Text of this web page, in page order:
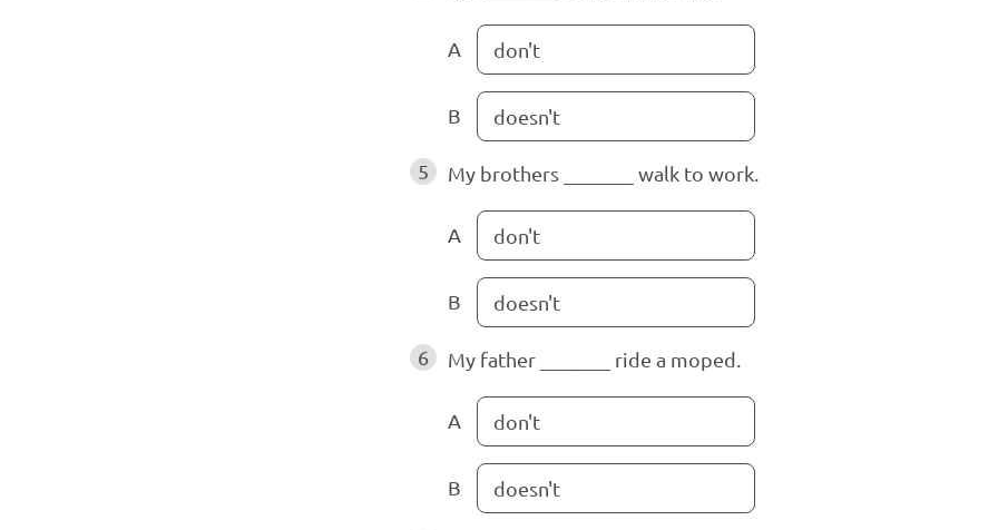
A don't
B doesn't
5 My brothers _______ walk to work.
A don't
B doesn't
6 My father _______ ride a moped.
A don't
B doesn't